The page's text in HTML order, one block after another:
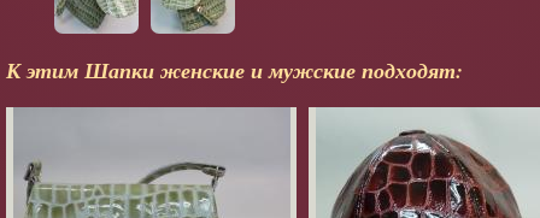
К этим Шапки женские и мужские подходят: